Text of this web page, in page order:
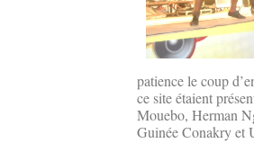
patience le coup
ce site étaient
Mouebo, Herman
Guinée Conakry et